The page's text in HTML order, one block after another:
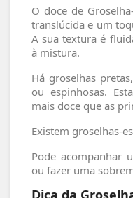
O doce de
translúcida e um
A sua textura é
à mistura.
Há groselhas
ou espinhosas.
mais doce que as
Existem groselhas-
Pode acompanhar
ou fazer uma
Dica da